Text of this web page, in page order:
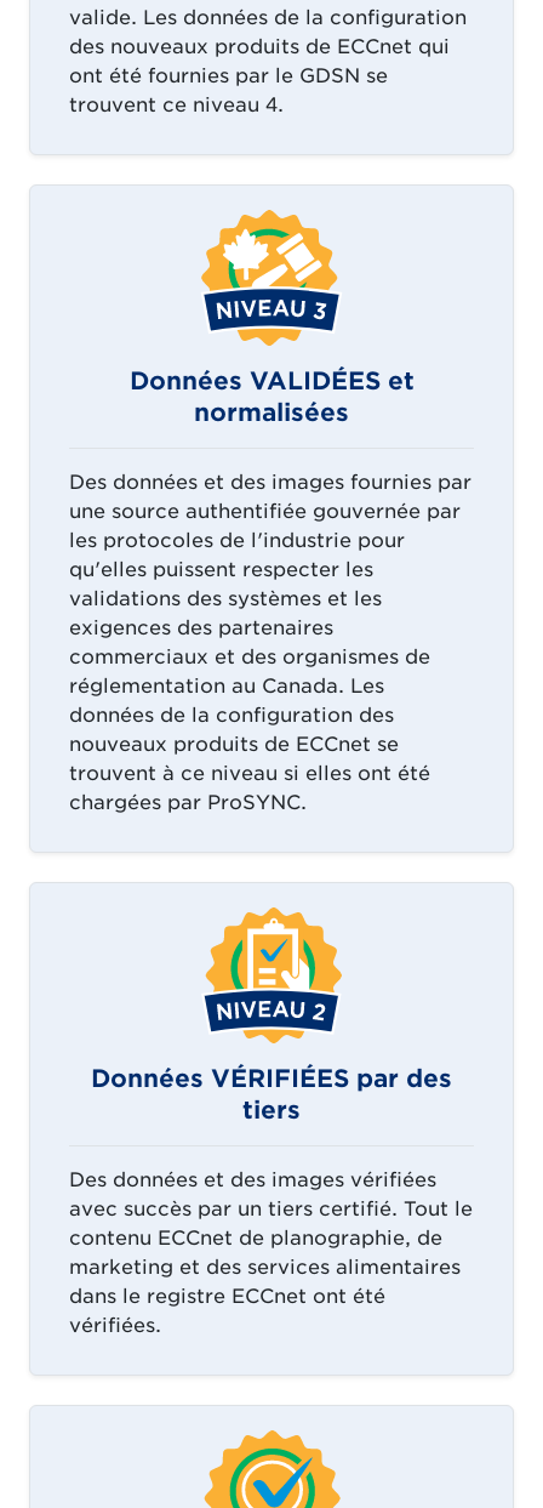
valide. Les données de la configuration
des nouveaux produits de ECCnet qui
ont été fournies par le GDSN se
trouvent ce niveau 4.
Données VALIDÉES et
normalisées
Des données et des images fournies par
une source authentifiée gouvernée par
les protocoles de l'industrie pour
qu'elles puissent respecter les
validations des systèmes et les
exigences des partenaires
commerciaux et des organismes de
réglementation au Canada. Les
données de la configuration des
nouveaux produits de ECCnet se
trouvent à ce niveau si elles ont été
chargées par ProSYNC.
Données VÉRIFIÉES par des
tiers
Des données et des images vérifiées
avec succès par un tiers certifié. Tout le
contenu ECCnet de planographie, de
marketing et des services alimentaires
dans le registre ECCnet ont été
vérifiées.